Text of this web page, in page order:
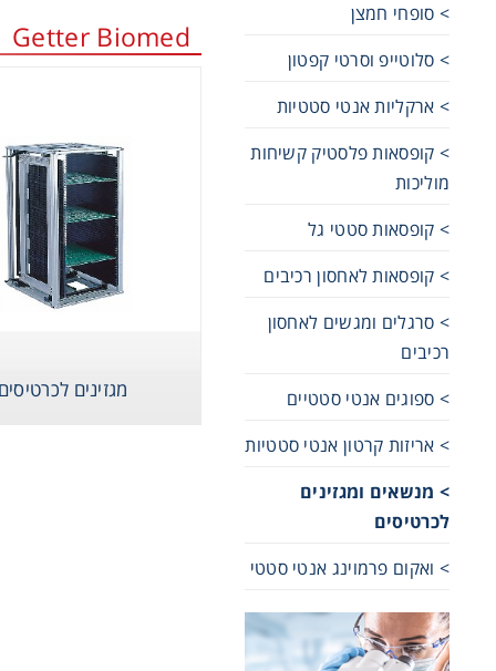
> סופחי חמצן
> סלוטייפ וסרטי קפטון
> ארקליות אנטי סטטיות
> קופסאות פלסטיק קשיחות
מוליכות
> קופסאות סטטי גל
> קופסאות לאחסון רכיבים
> סרגלים ומגשים לאחסון
רכיבים
> ספוגים אנטי סטטיים
> אריזות קרטון אנטי סטטיות
> מנשאים ומגזינים
לכרטיסים
> ואקום פרמוינג אנטי סטטי
Getter Biomed
מגזינים לכרטיסים
Cooling
Heating